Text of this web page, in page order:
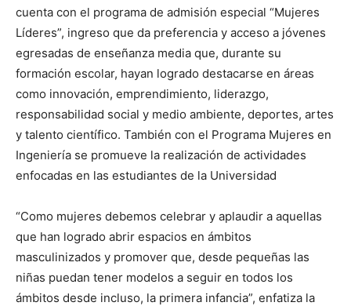
cuenta con el programa de admisión especial “Mujeres
Líderes”, ingreso que da preferencia y acceso a jóvenes
egresadas de enseñanza media que, durante su
formación escolar, hayan logrado destacarse en áreas
como innovación, emprendimiento, liderazgo,
responsabilidad social y medio ambiente, deportes, artes
y talento científico. También con el Programa Mujeres en
Ingeniería se promueve la realización de actividades
enfocadas en las estudiantes de la Universidad
“Como mujeres debemos celebrar y aplaudir a aquellas
que han logrado abrir espacios en ámbitos
masculinizados y promover que, desde pequeñas las
niñas puedan tener modelos a seguir en todos los
ámbitos desde incluso, la primera infancia”, enfatiza la